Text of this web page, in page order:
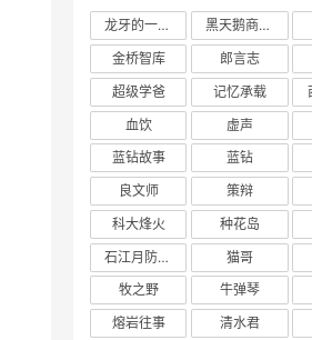
龙牙的一座山 黑天鹅商业情报站
金桥智库
郎言志
超级学爸
记忆承载
血饮
虚声
蓝钻故事
蓝钻
良文师
策辩
科大烽火
种花岛
石江月防务观察
猫哥
牧之野
牛弹琴
熔岩往事
清水君